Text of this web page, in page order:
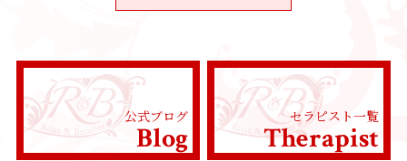
公式ブログ
Blog
セラピスト一覧
Therapist